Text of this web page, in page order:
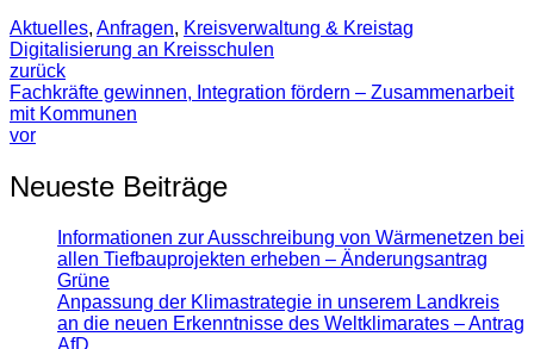
Aktuelles, Anfragen, Kreisverwaltung & Kreistag
Digitalisierung an Kreisschulen
zurück
Fachkräfte gewinnen, Integration fördern – Zusammenarbeit
mit Kommunen
vor
Neueste Beiträge
Informationen zur Ausschreibung von Wärmenetzen bei
allen Tiefbauprojekten erheben – Änderungsantrag
Grüne
Anpassung der Klimastrategie in unserem Landkreis
an die neuen Erkenntnisse des Weltklimarates – Antrag